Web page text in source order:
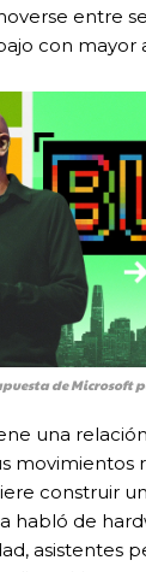
entre
con mayor
de Microsoft
una
movimientos
construir
habló de
asistentes